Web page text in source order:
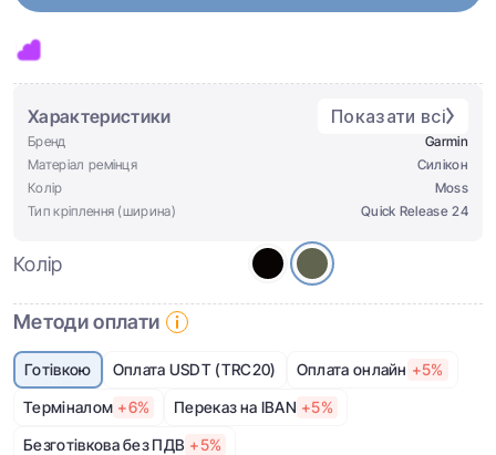
Характеристики Показати всі
Бренд
Garmin
Матеріал ремінця
Cилікон
Колір
Moss
Тип кріплення (ширина)
Quick Release 24
Колір
Методи оплати
Готівкою Оплата USDT (TRC20) Оплата онлайн +5%
Терміналом +6% Переказ на IBAN +5%
Безготівкова без ПДВ +5%